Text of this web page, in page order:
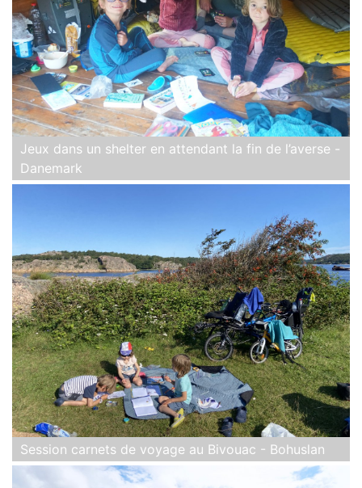
Jeux dans un shelter en attendant la fin de l’averse -
Danemark
Session carnets de voyage au Bivouac - Bohuslan